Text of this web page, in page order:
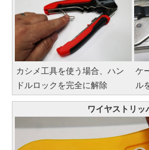
カシメ工具を使う場合、ハン
ドルロックを完全に解除
ケ
ル
ワイヤストリッ